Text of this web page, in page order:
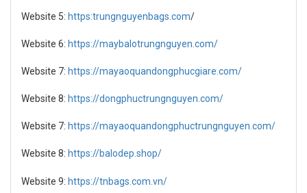
Website 5: https:trungnguyenbags.com/
Website 6: https://maybalotrungnguyen.com/
Website 7: https://mayaoquandongphucgiare.com/
Website 8: https://dongphuctrungnguyen.com/
Website 7: https://mayaoquandongphuctrungnguyen.com/
Website 8: https://balodep.shop/
Website 9: https://tnbags.com.vn/